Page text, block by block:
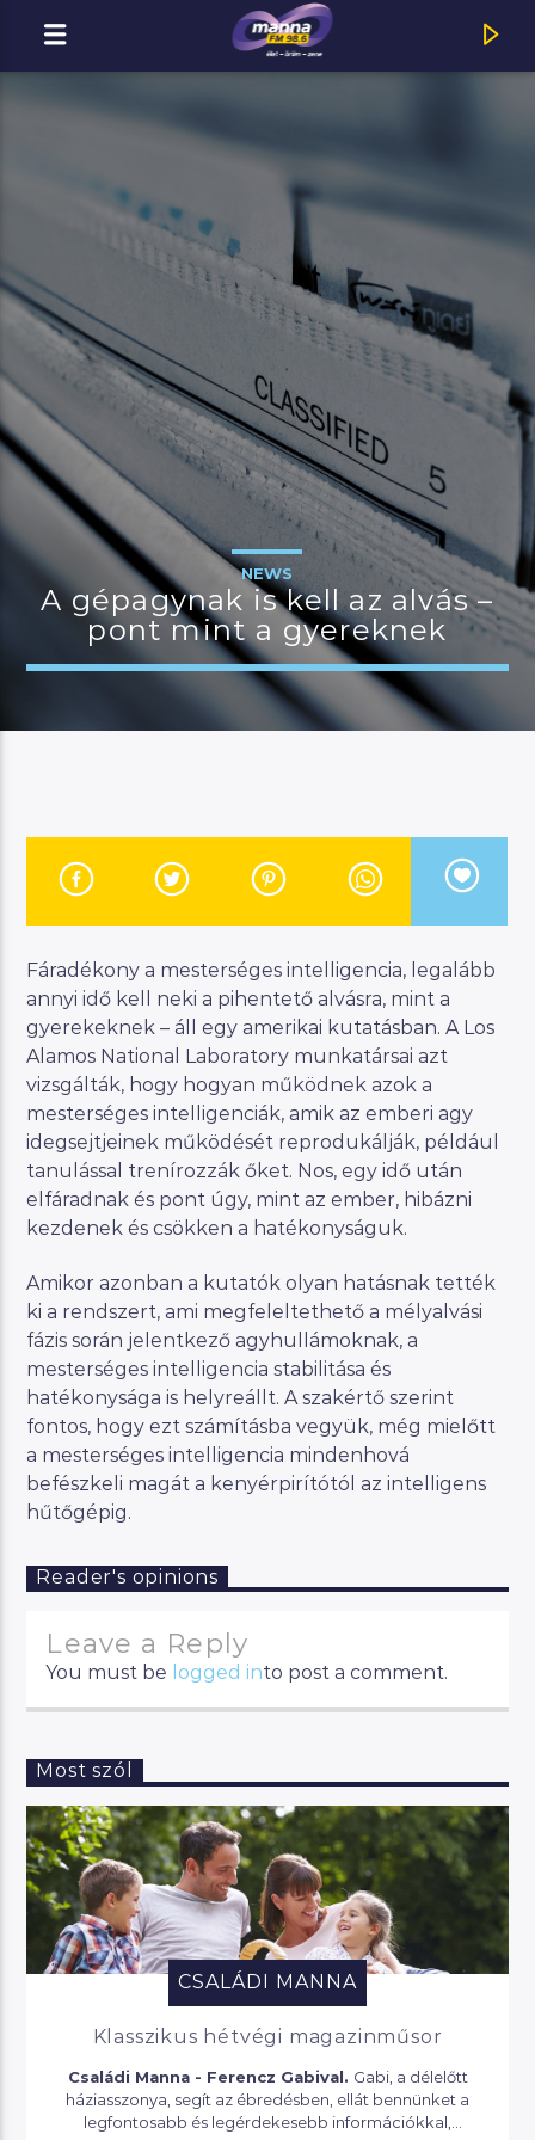
MOST ADÁSBAN
MannaFM
JELENLEGI MŰSOR
CSALÁDI MANNA
Manna FM
NEWS
A gépagynak is kell az alvás –
pont mint a gyereknek
Fáradékony a mesterséges intelligencia, legalább
annyi idő kell neki a pihentető alvásra, mint a
gyerekeknek – áll egy amerikai kutatásban. A Los
Alamos National Laboratory munkatársai azt
vizsgálták, hogy hogyan működnek azok a
mesterséges intelligenciák, amik az emberi agy
idegsejtjeinek működését reprodukálják, például
tanulással trenírozzák őket. Nos, egy idő után
elfáradnak és pont úgy, mint az ember, hibázni
kezdenek és csökken a hatékonyságuk.
Amikor azonban a kutatók olyan hatásnak tették
ki a rendszert, ami megfeleltethető a mélyalvási
fázis során jelentkező agyhullámoknak, a
mesterséges intelligencia stabilitása és
hatékonysága is helyreállt. A szakértő szerint
fontos, hogy ezt számításba vegyük, még mielőtt
a mesterséges intelligencia mindenhová
befészkeli magát a kenyérpirítótól az intelligens
hűtőgépig.
Reader's opinions
Leave a Reply
You must be logged into post a comment.
Most szól
CSALÁDI MANNA
Klasszikus hétvégi magazinműsor
Családi Manna - Ferencz Gabival. Gabi, a délelőtt
háziasszonya, segít az ébredésben, ellát bennünket a
legfontosabb és legérdekesebb információkkal,